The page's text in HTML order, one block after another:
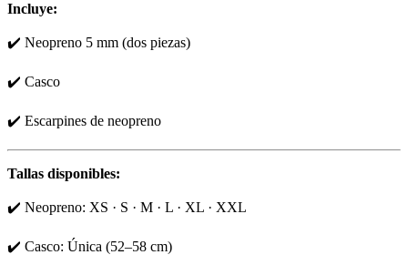
Incluye:
✔️ Neopreno 5 mm (dos piezas)
✔️ Casco
✔️ Escarpines de neopreno
Tallas disponibles:
✔️ Neopreno: XS · S · M · L · XL · XXL
✔️ Casco: Única (52–58 cm)